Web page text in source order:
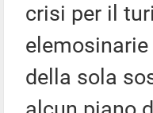
crisi per il
della sola